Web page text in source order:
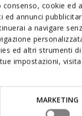
cookie ed
ed annunci
a navigare
ed altri strumenti di
impostazioni,
MARKETING